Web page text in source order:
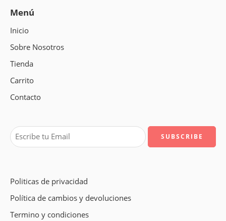
Menú
Inicio
Sobre Nosotros
Tienda
Carrito
Contacto
Politicas de privacidad
Política de cambios y devoluciones
Termino y condiciones